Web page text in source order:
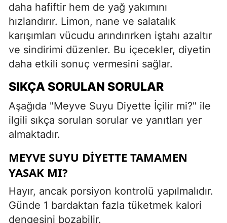
daha hafiftir hem de yağ yakımını
hızlandırır. Limon, nane ve salatalık
karışımları vücudu arındırırken iştahı azaltır
ve sindirimi düzenler. Bu içecekler, diyetin
daha etkili sonuç vermesini sağlar.
SIKÇA SORULAN SORULAR
Aşağıda "Meyve Suyu Diyette İçilir mi?" ile
ilgili sıkça sorulan sorular ve yanıtları yer
almaktadır.
MEYVE SUYU DIYETTE TAMAMEN
YASAK MI?
Hayır, ancak porsiyon kontrolü yapılmalıdır.
Günde 1 bardaktan fazla tüketmek kalori
dengesini bozabilir.